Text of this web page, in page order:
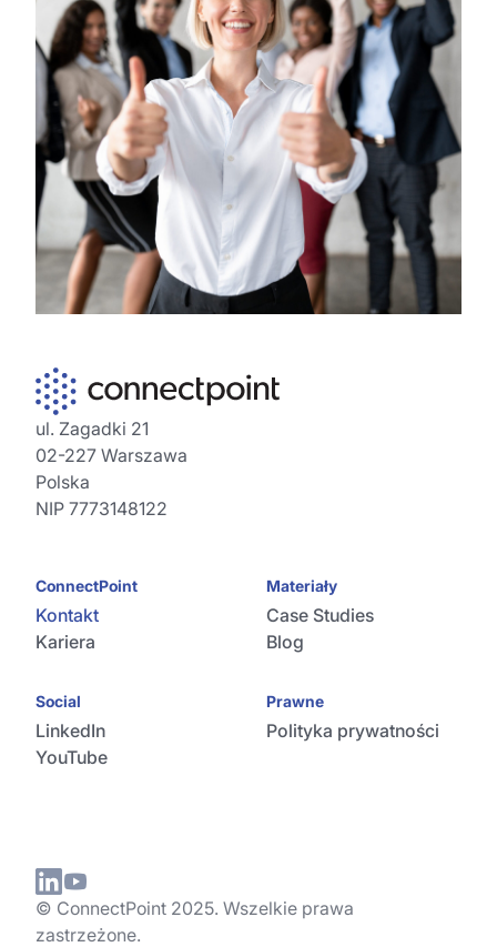
ul. Zagadki 21
02-227 Warszawa
Polska
NIP 7773148122
ConnectPoint
Kontakt
Kariera
Materiały
Case Studies
Blog
Social
LinkedIn
YouTube
Prawne
Polityka prywatności
© ConnectPoint 2025. Wszelkie prawa
zastrzeżone.